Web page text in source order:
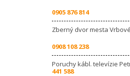
0905 876 814
Zberný dvor mesta Vrbové
0908 108 238
Poruchy kábl. televízie
441 588